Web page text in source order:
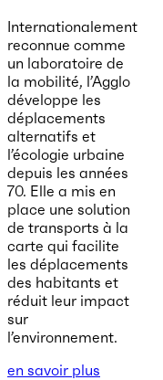
Internationalement
reconnue comme
un laboratoire de
la mobilité, l’Agglo
développe les
déplacements
alternatifs et
l’écologie urbaine
depuis les années
70. Elle a mis en
place une solution
de transports à la
carte qui facilite
les déplacements
des habitants et
réduit leur impact
sur
l’environnement.
en savoir plus